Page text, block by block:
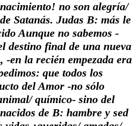
no son alegría/
Satanás. JudasB: más le
Aunque no sabemos -
destino final de una nueva
-en la recién empezada era
que todos los
del Amor -no sólo
químico- sino del
deB: hambre y sed